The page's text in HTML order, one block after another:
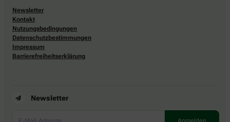
Newsletter
Kontakt
Nutzungsbedingungen
Datenschutzbestimmungen
Impressum
Barrierefreiheitserklärung
Newsletter